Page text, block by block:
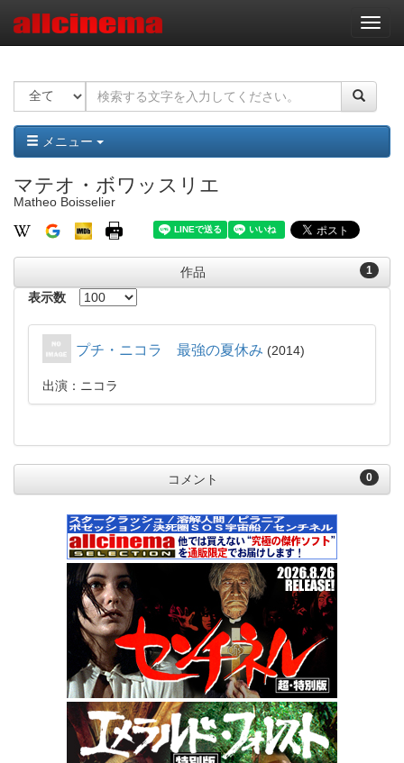
ナ
ビ
ー
ョ
ン
メニュー
マテオ・ボワッスリエ
Matheo Boisselier
1
作品
表示数
プチ・ニコラ 最強の夏休み 2014
出演：ニコラ
0
コメント